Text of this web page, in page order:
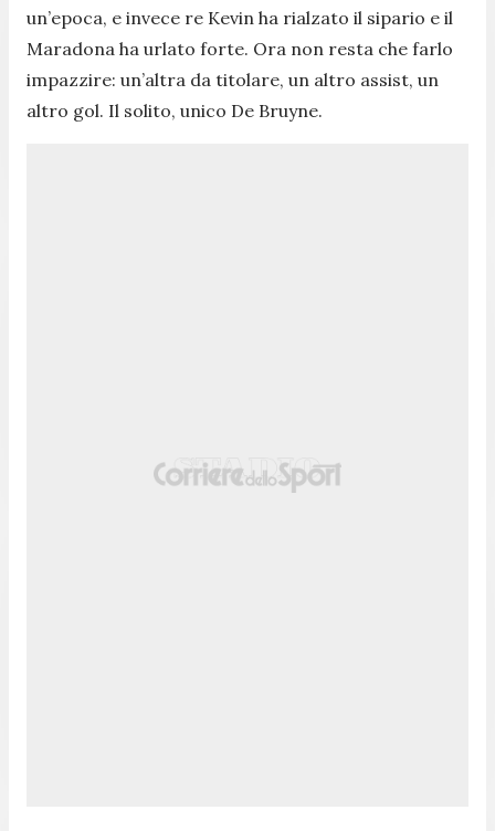
un’epoca, e invece re Kevin ha rialzato il sipario e il
Maradona ha urlato forte. Ora non resta che farlo
impazzire: un’altra da titolare, un altro assist, un
altro gol. Il solito, unico De Bruyne.